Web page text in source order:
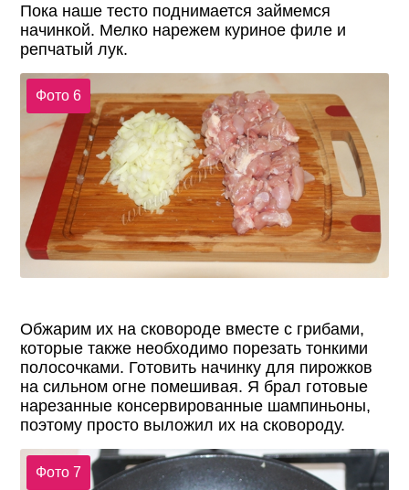
Пока наше тесто поднимается займемся
начинкой. Мелко нарежем куриное филе и
репчатый лук.
Фото 6
Обжарим их на сковороде вместе с грибами,
которые также необходимо порезать тонкими
полосочками. Готовить начинку для пирожков
на сильном огне помешивая. Я брал готовые
нарезанные консервированные шампиньоны,
поэтому просто выложил их на сковороду.
Фото 7